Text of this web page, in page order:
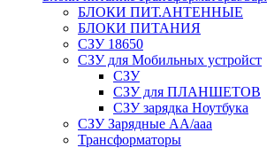
БЛОКИ ПИТ.АНТЕННЫЕ
БЛОКИ ПИТАНИЯ
СЗУ 18650
СЗУ для Мобильных устройст
СЗУ
СЗУ для ПЛАНШЕТОВ
СЗУ зарядка Ноутбука
СЗУ Зарядные АА/ааа
Трансформаторы